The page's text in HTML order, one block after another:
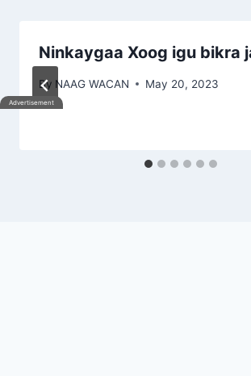
Ninkaygaa Xoog igu bikra
By NAAG WACAN May 20, 2023